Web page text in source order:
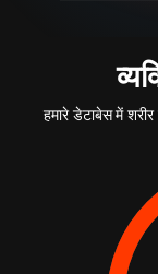
हमारे डेटाबेस में